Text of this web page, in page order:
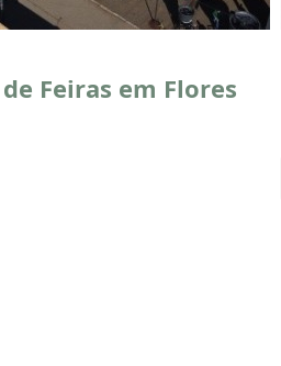
Feiras em Flores